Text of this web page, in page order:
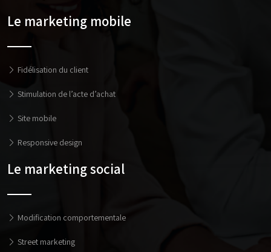
Le marketing mobile
Fidélisation du client
Stimulation de l’acte d’achat
Site mobile
Responsive design
Le marketing social
Modification comportementale
Street marketing